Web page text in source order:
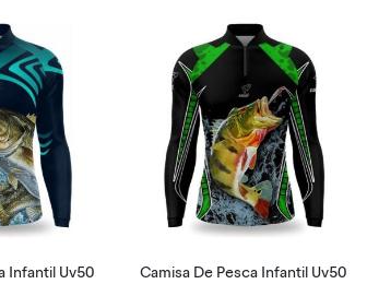
Infantil Uv50
Camisa De Pesca Infantil Uv50